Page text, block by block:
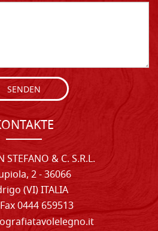
SENDEN
STEFANO & C. S.R.L.
2 - 36066
(VI) ITALIA
0444 659513